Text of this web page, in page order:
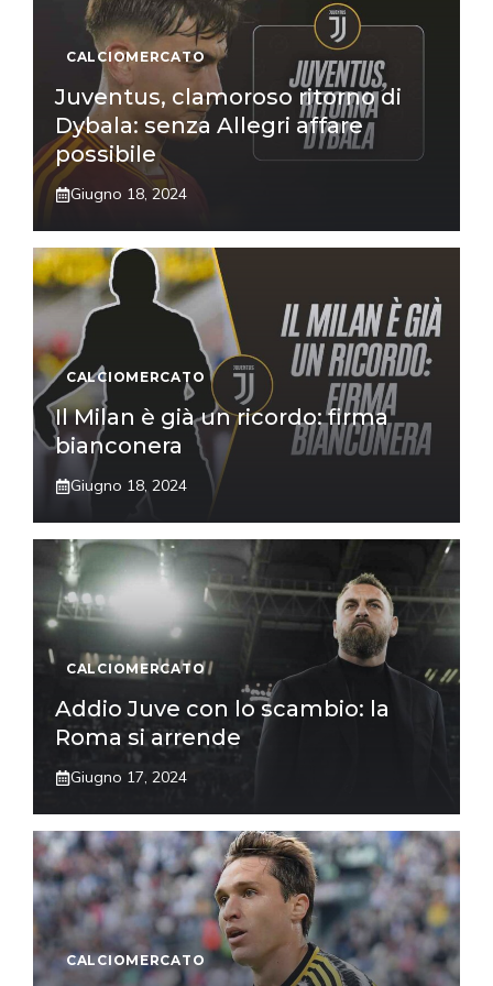
CALCIOMERCATO
Juventus, clamoroso ritorno di
Dybala: senza Allegri affare
possibile
Giugno 18, 2024
CALCIOMERCATO
Il Milan è già un ricordo: firma
bianconera
Giugno 18, 2024
CALCIOMERCATO
Addio Juve con lo scambio: la
Roma si arrende
Giugno 17, 2024
CALCIOMERCATO